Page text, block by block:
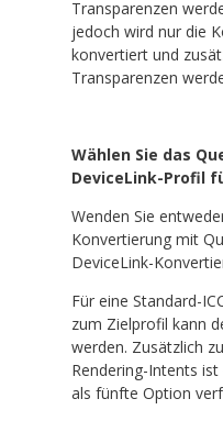
Transparenzen
jedoch wird nur die
konvertiert und
Transparenzen
Wählen Sie das
DeviceLink-Profil
Wenden Sie
Konvertierung mit
DeviceLink-
Für eine Standard-
zum Zielprofil kann
werden. Zusätzlich
Rendering-Intents ist
als fünfte Option